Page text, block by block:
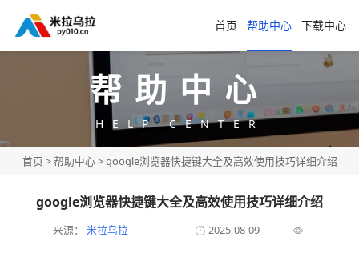
首页 帮助中心 下载中心
帮助中心
HELP CENTER
首页 >帮助中心> google浏览器快捷键大全及高效使用技巧详细介绍
google浏览器快捷键大全及高效使用技巧详细介绍
来源： 米拉乌拉 2025-08-09